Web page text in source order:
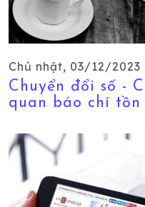
Chủ nhật, 03/12/2023
Chuyển đổi số -
quan báo chí tồn